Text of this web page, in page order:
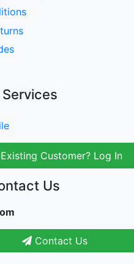
Customer? Log In
Us
Contact Us